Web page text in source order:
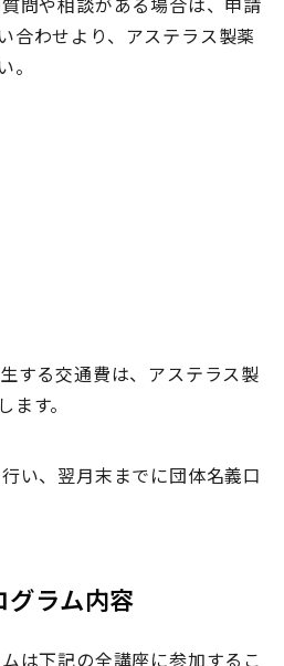
合わせより、アステラス製薬
する交通費は、アステラス製
す。
い、翌月末までに団体名義口
ラム内容
は下記の全講座に参加するこ